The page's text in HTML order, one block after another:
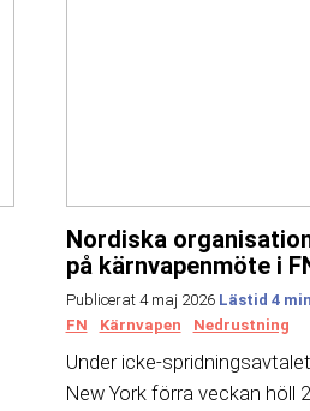
Nordiska
på kärnvapenmöte i
Publicerat 4 maj 2026
FN
Kärnvapen Nedrustning
Under icke-
New York förra veckan höll